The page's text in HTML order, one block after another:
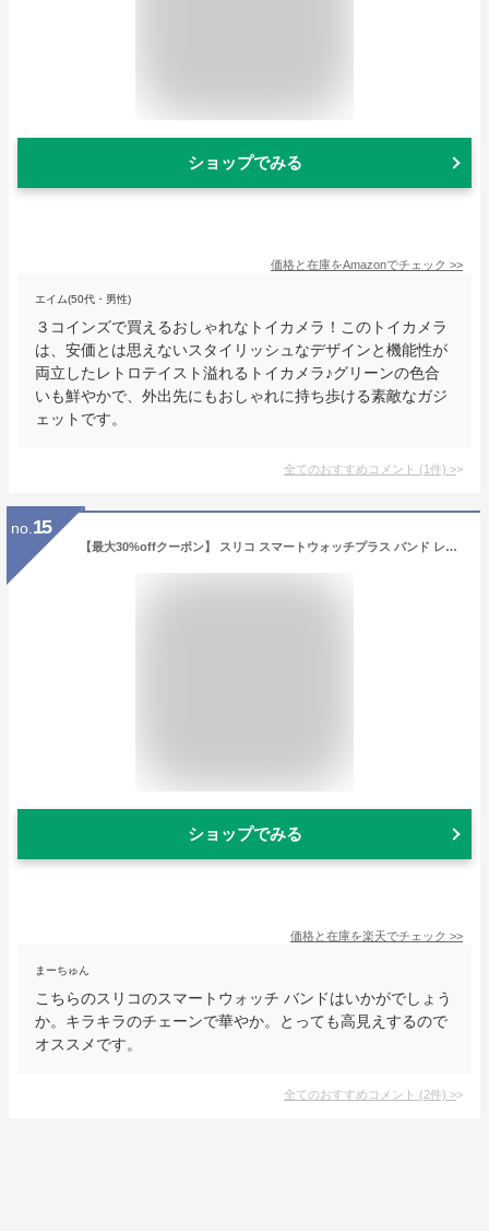
ショップでみる
価格と在庫をAmazonでチェック >>
エイム(50代・男性)
３コインズで買えるおしゃれなトイカメラ！このトイカメラ
は、安価とは思えないスタイリッシュなデザインと機能性が
両立したレトロテイスト溢れるトイカメラ♪グリーンの色合
いも鮮やかで、外出先にもおしゃれに持ち歩ける素敵なガジ
ェットです。
全てのおすすめコメント (1件) >
no. 15
【最大30%offクーポン】 スリコ スマートウォッチプラス バンド レディース 3COINS スマートウォッチプラス バンド おしゃれ かわいい 韓国 レザー チェーン 3COINS デバイスバンドplus 22mm 交換バンド 交換ベルト スマートウォッチ ベルト 高見え 大人可愛い 大人女子
ショップでみる
価格と在庫を楽天でチェック >>
まーちゅん
こちらのスリコのスマートウォッチ バンドはいかがでしょう
か。キラキラのチェーンで華やか。とっても高見えするので
オススメです。
全てのおすすめコメント (2件) >